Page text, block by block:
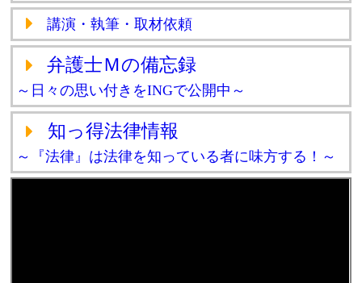
講演・執筆・取材依頼
弁護士Ｍの備忘録
～日々の思い付きをINGで公開中～
知っ得法律情報
～『法律』は法律を知っている者に味方する！～